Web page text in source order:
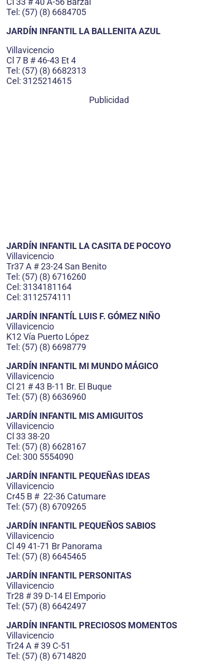
Tel: (57) (8) 6684705
JARDÍN INFANTIL LA BALLENITA AZUL
Villavicencio
Cl 7 B # 46-43 Et 4
Tel: (57) (8) 6682313
Cel: 3125214615
Publicidad
JARDÍN INFANTIL LA CASITA DE POCOYO
Villavicencio
Tr37 A # 23-24 San Benito
Tel: (57) (8) 6716260
Cel: 3134181164
Cel: 3112574111
JARDÍN INFANTÍL LUIS F. GÓMEZ NIÑO
Villavicencio
K12 Vía Puerto López
Tel: (57) (8) 6698779
JARDÍN INFANTIL MI MUNDO MÁGICO
Villavicencio
Cl 21 # 43 B-11 Br. El Buque
Tel: (57) (8) 6636960
JARDÍN INFANTIL MIS AMIGUITOS
Villavicencio
Cl 33 38-20
Tel: (57) (8) 6628167
Cel: 300 5554090
JARDÍN INFANTIL PEQUEÑAS IDEAS
Villavicencio
Cr45 B # 22-36 Catumare
Tel: (57) (8) 6709265
JARDÍN INFANTIL PEQUEÑOS SABIOS
Villavicencio
Cl 49 41-71 Br Panorama
Tel: (57) (8) 6645465
JARDÍN INFANTIL PERSONITAS
Villavicencio
Tr28 # 39 D-14 El Emporio
Tel: (57) (8) 6642497
JARDÍN INFANTIL PRECIOSOS MOMENTOS
Villavicencio
Tr24 A # 39 C-51
Tel: (57) (8) 6714820